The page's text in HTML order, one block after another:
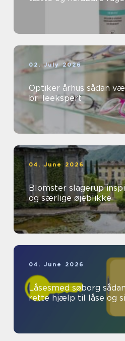
02. July 2026
Optiker århus sådan vælger du den rette
brilleekspert
04. June 2026
Blomster slagerup inspiration til hverdag
og særlige øjeblikke
04. June 2026
Låsesmed søborg sådan vælger du den
rette hjælp til låse og